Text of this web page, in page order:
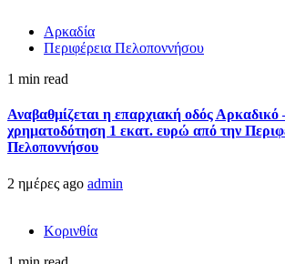
Αρκαδία
Περιφέρεια Πελοποννήσου
1 min read
Αναβαθμίζεται η επαρχιακή οδός
χρηματοδότηση 1 εκατ. ευρώ από την
Πελοποννήσου
2 ημέρες ago admin
Κορινθία